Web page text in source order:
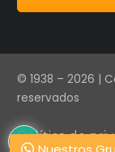
© 1938 – 2026 |
reservados
Política de